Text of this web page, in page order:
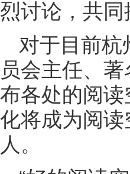
烈讨论，共
对于目前杭
员会主任、
布各处的阅
化将成为阅
人。